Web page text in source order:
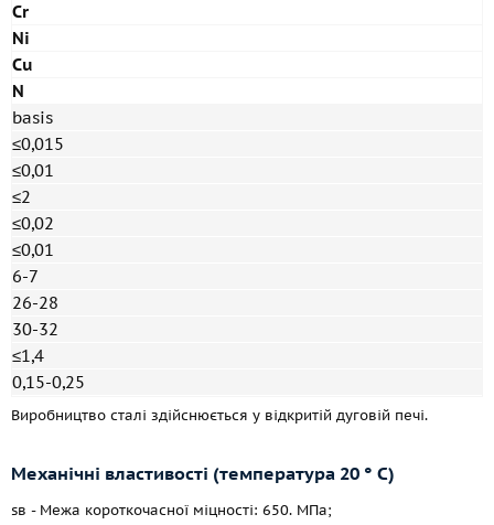
Cr
Ni
Cu
N
basis
≤0,015
≤0,01
≤2
≤0,02
≤0,01
6-7
26-28
30-32
≤1,4
0,15-0,25
Виробництво сталі здійснюється у відкритій дуговій печі.
Механічні властивості (температура 20 ° С)
sв - Межа короткочасної міцності: 650. МПа;